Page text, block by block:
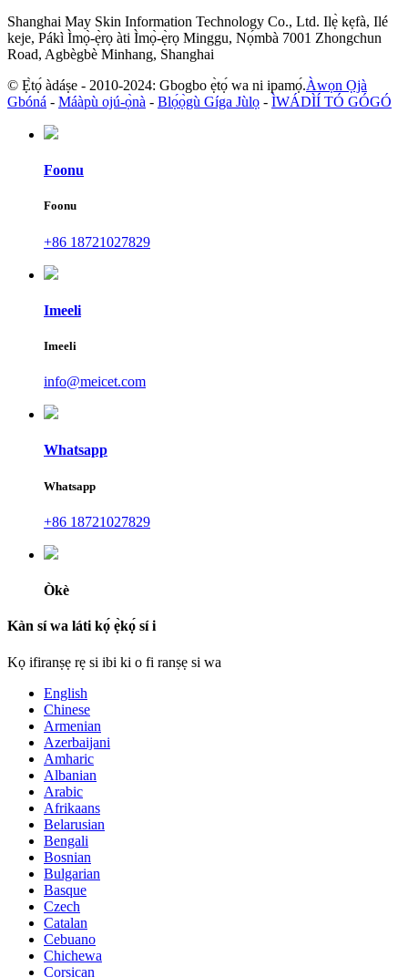
Shanghai May Skin Information Technology Co., Ltd. Ilẹ̀ kẹfà, Ilé
keje, Pákì Ìmọ̀-ẹ̀rọ àti Ìmọ̀-ẹ̀rọ Minggu, Nọ́mbà 7001 Zhongchun
Road, Agbègbè Minhang, Shanghai
© Ẹ̀tọ́ àdáṣe - 2010-2024: Gbogbo ẹ̀tọ́ wa ni ipamọ́.Àwọn Ọjà
Gbóná - Máàpù ojú-ọ̀nà - Blọ́ọ̀gù Gíga Jùlọ - ÌWÁDÌÍ TÓ GÓGÓ
Foonu
Foonu
+86 18721027829
Imeeli
Imeeli
info@meicet.com
Whatsapp
Whatsapp
+86 18721027829
Òkè
Kàn sí wa láti kọ́ ẹ̀kọ́ sí i
Kọ ifiranṣẹ rẹ si ibi ki o fi ranṣẹ si wa
English
Chinese
Armenian
Azerbaijani
Amharic
Albanian
Arabic
Afrikaans
Belarusian
Bengali
Bosnian
Bulgarian
Basque
Czech
Catalan
Cebuano
Chichewa
Corsican